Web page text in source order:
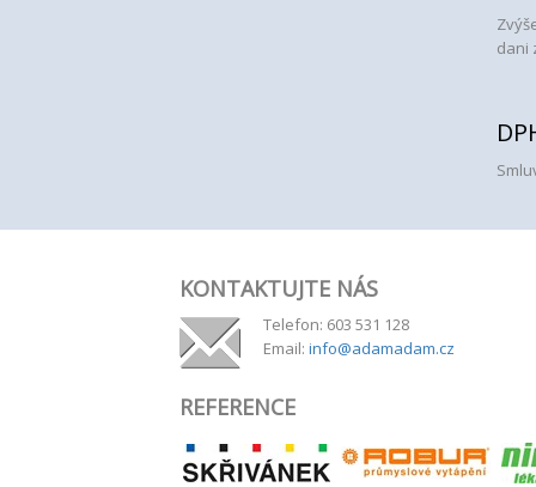
dani
KONTAKTUJTE NÁS
Telefon: 603 531 128
Email: info@adamadam.cz
REFERENCE